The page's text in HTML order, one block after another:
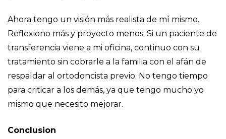
Ahora tengo un visión más realista de mí mismo.
Reflexiono más y proyecto menos. Si un paciente de
transferencia viene a mi oficina, continuo con su
tratamiento sin cobrarle a la familia con el afán de
respaldar al ortodoncista previo. No tengo tiempo
para criticar a los demás, ya que tengo mucho yo
mismo que necesito mejorar.
Conclusion